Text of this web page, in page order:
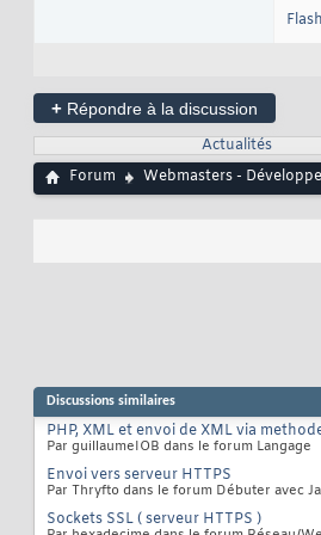
+ Répondre à la discussion
Actualités
Forum
Webmasters -
Discussions similaires
PHP, XML et envoi de XML via
Par guillaumeIOB dans le forum Langage
Envoi vers serveur HTTPS
Par Thryfto dans le forum Débuter avec
Sockets SSL ( serveur HTTPS )